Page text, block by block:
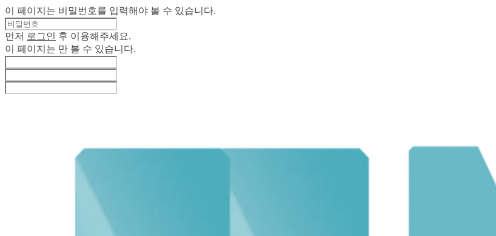
이 페이지는 비밀번호를 입력해야 볼 수 있습니다.
먼저 로그인
후 이용해주세요.
이 페이지는 만 볼 수 있습니다.